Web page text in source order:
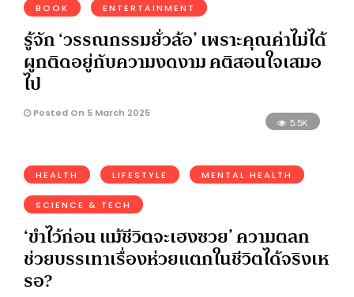
BOOK ENTERTAINMENT
รู้จัก ‘วรรณกรรมยั่วล้อ’ เพราะคุณค่าไม่ได้
ผูกติดอยู่กับความงดงาม คติสอนใจเสมอ
ไป
Posted On 5 March 2025
5.5K
HEALTH LIFESTYLE MENTAL HEALTH
SCIENCE & TECH
‘ขำไว้ก่อน แม้ชีวิตจะเฮงซวย’ ความตลก
ช่วยบรรเทาเรื่องห่วยแตกในชีวิตได้จริงเห
รอ?